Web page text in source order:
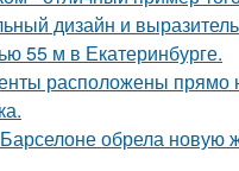
дизайн и
55 м в Екатеринбурге.
расположены прямо
обрела новую